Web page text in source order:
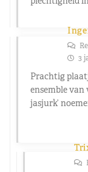
3
Prachtig
ensemble
jasjurk’